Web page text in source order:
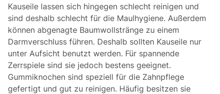
Kauseile lassen sich hingegen schlecht reinigen und
sind deshalb schlecht für die Maulhygiene. Außerdem
können abgenagte Baumwollstränge zu einem
Darmverschluss führen. Deshalb sollten Kauseile nur
unter Aufsicht benutzt werden. Für spannende
Zerrspiele sind sie jedoch bestens geeignet.
Gummiknochen sind speziell für die Zahnpflege
gefertigt und gut zu reinigen. Häufig besitzen sie